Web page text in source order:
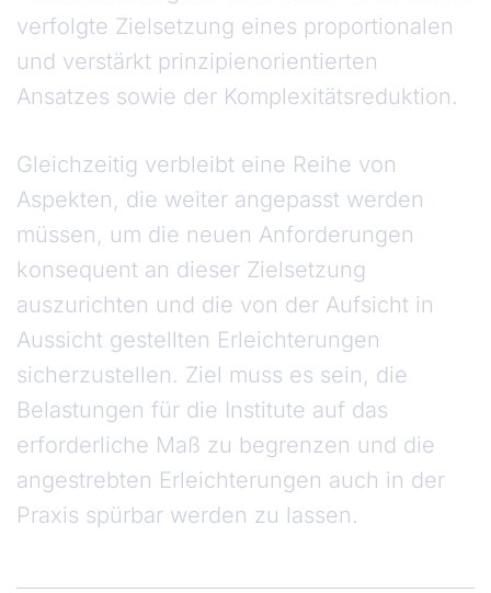
verfolgte Zielsetzung eines proportionalen
und verstärkt prinzipienorientierten
Ansatzes sowie der Komplexitätsreduktion.
Gleichzeitig verbleibt eine Reihe von
Aspekten, die weiter angepasst werden
müssen, um die neuen Anforderungen
konsequent an dieser Zielsetzung
auszurichten und die von der Aufsicht in
Aussicht gestellten Erleichterungen
sicherzustellen. Ziel muss es sein, die
Belastungen für die Institute auf das
erforderliche Maß zu begrenzen und die
angestrebten Erleichterungen auch in der
Praxis spürbar werden zu lassen.